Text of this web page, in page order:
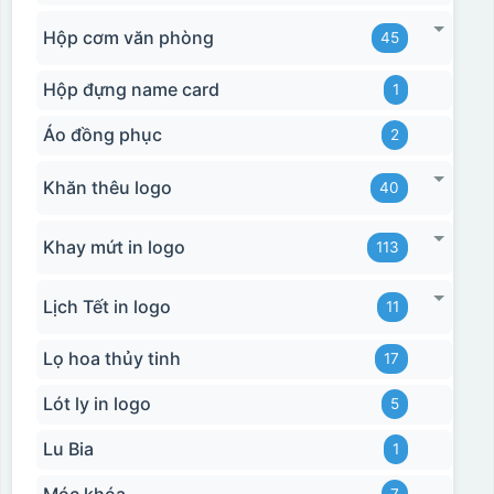
Thợ đang căn chỉnh dán decal lên bát cơm
Hộp cơm văn phòng 45
Hộp đựng name card 1
Áo đồng phục 2
Khăn thêu logo 40
Khay mứt in logo 113
Lịch Tết in logo 11
Lọ hoa thủy tinh 17
Lót ly in logo 5
Lu Bia 1